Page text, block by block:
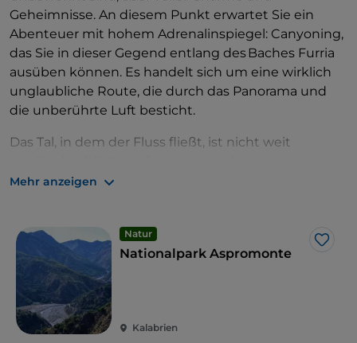
Geheimnisse. An diesem Punkt erwartet Sie ein
Abenteuer mit hohem Adrenalinspiegel: Canyoning,
das Sie in dieser Gegend entlang des Baches Furria
ausüben können. Es handelt sich um eine wirklich
unglaubliche Route, die durch das Panorama und
die unberührte Luft besticht.
Das Tal, in dem der Fluss fließt, ist nicht weit
„Geisterdörfer“, in denen die Zeit stehen geblieben
erreichen, um drei wirklich spektakuläre Wasserfälle
zu bewundern. Canyoning entlang des Baches
Furria ist im Sommer empfehlenswert, aber wenn
die Temperatur und das Wetter es zulassen, kann es
von April bis November praktiziert werden, natürlich
gut ausgestattet und mit Neoprenanzug.
Mehr anzeigen
Natur
Like
Nationalpark Aspromonte
Kalabrien